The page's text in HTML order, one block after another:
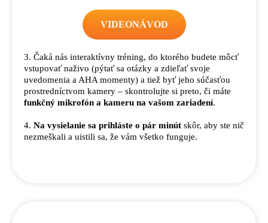
VIDEONÁVOD
3. Čaká nás interaktívny tréning, do ktorého budete môcť
vstupovať naživo (pýtať sa otázky a zdieľať svoje
uvedomenia a AHA momenty) a tiež byť jeho súčasťou
prostredníctvom kamery – skontrolujte si preto, či máte
funkčný mikrofón a kameru na vašom zariadení.
4. Na vysielanie sa prihláste o pár minút skôr, aby ste nič
nezmeškali a uistili sa, že vám všetko funguje.